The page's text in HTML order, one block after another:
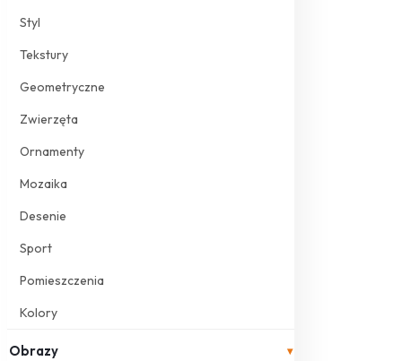
Styl
Tekstury
Geometryczne
Zwierzęta
Ornamenty
Mozaika
Desenie
Sport
Pomieszczenia
Kolory
Obrazy ▾